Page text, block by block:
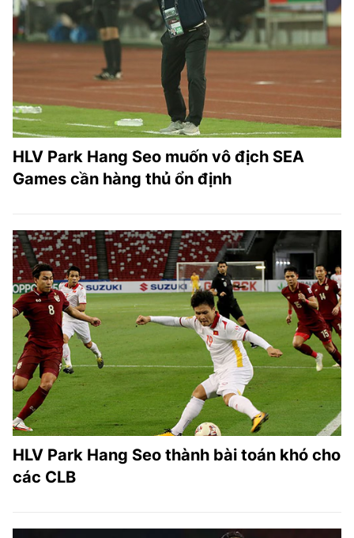
HLV Park Hang Seo muốn vô địch SEA
Games cần hàng thủ ổn định
HLV Park Hang Seo thành bài toán khó cho
các CLB